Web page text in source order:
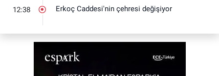
12:38 Erkoç Caddesi'nin çehresi değişiyor